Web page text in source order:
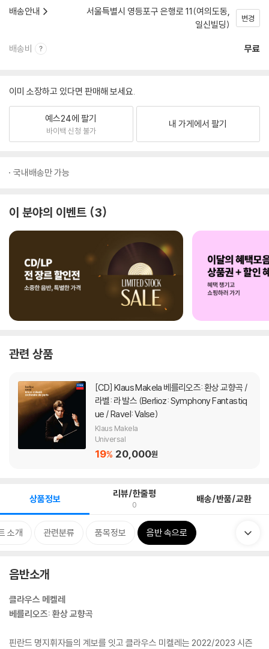
배송안내
서울특별시 영등포구 은행로 11(여의도동,
일신빌딩)
변경
배송비 무료
이미 소장하고 있다면 판매해 보세요.
예스24에 팔기
바이백 신청 불가
내 가게에서 팔기
국내배송만 가능
이 분야의 이벤트 3
관련 상품
[CD]
라벨: 라 발스 (Berlioz: Symphony Fantastiq
ue / Ravel: Valse)
Klaus Makela
Universal
19% 20,000원
상품정보 리뷰/한줄평
0 배송/반품/교환
소개 관련분류 품목정보 음반 속으로
음반소개
클라우스 메켈레
베를리오즈: 환상 교향곡
핀란드 명지휘자들의 계보를 잇고 클라우스 미켈레는 2022/2023 시즌